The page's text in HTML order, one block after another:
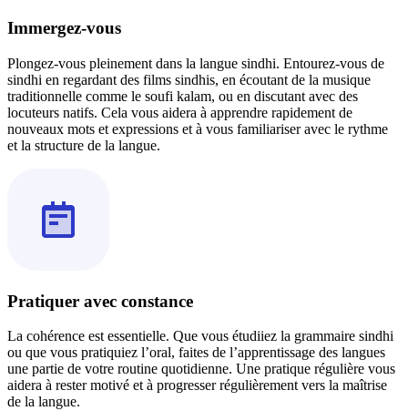
Immergez-vous
Plongez-vous pleinement dans la langue sindhi. Entourez-vous de
sindhi en regardant des films sindhis, en écoutant de la musique
traditionnelle comme le soufi kalam, ou en discutant avec des
locuteurs natifs. Cela vous aidera à apprendre rapidement de
nouveaux mots et expressions et à vous familiariser avec le rythme
et la structure de la langue.
Pratiquer avec constance
La cohérence est essentielle. Que vous étudiiez la grammaire sindhi
ou que vous pratiquiez l’oral, faites de l’apprentissage des langues
une partie de votre routine quotidienne. Une pratique régulière vous
aidera à rester motivé et à progresser régulièrement vers la maîtrise
de la langue.